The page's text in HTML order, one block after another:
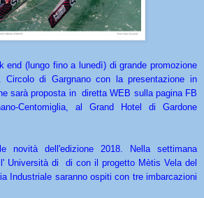
end (lungo fino a lunedì) di grande promozione
di Gargnano con la presentazione in
sarà proposta in diretta WEB sulla pagina FB
Centomiglia, al Grand Hotel di Gardone
novità dell'edizione 2018. Nella settimana
Università di di con il progetto Mètis Vela del
Industriale saranno ospiti con tre imbarcazioni